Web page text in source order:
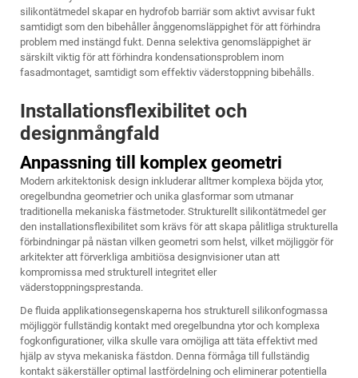
silikontätmedel skapar en hydrofob barriär som aktivt avvisar fukt
samtidigt som den bibehåller ånggenomsläppighet för att förhindra
problem med instängd fukt. Denna selektiva genomsläppighet är
särskilt viktig för att förhindra kondensationsproblem inom
fasadmontaget, samtidigt som effektiv väderstoppning bibehålls.
Installationsflexibilitet och
designmångfald
Anpassning till komplex geometri
Modern arkitektonisk design inkluderar alltmer komplexa böjda ytor,
oregelbundna geometrier och unika glasformar som utmanar
traditionella mekaniska fästmetoder. Strukturellt silikontätmedel ger
den installationsflexibilitet som krävs för att skapa pålitliga strukturella
förbindningar på nästan vilken geometri som helst, vilket möjliggör för
arkitekter att förverkliga ambitiösa designvisioner utan att
kompromissa med strukturell integritet eller
väderstoppningsprestanda.
De fluida applikationsegenskaperna hos strukturell silikonfogmassa
möjliggör fullständig kontakt med oregelbundna ytor och komplexa
fogkonfigurationer, vilka skulle vara omöjliga att täta effektivt med
hjälp av styva mekaniska fästdon. Denna förmåga till fullständig
kontakt säkerställer optimal lastfördelning och eliminerar potentiella